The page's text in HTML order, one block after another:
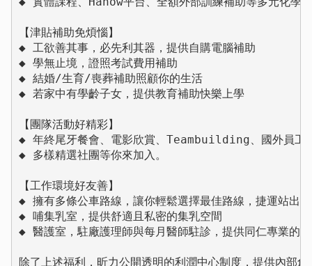
【津貼補助免煩惱】
◆ 工欲善其事，必先利其器，提供自購電腦補助
◆ 學無止境，證照考試費用補助
◆ 結婚/生育/喪葬補助照顧你的生活
◆ 若家中有學齡子女，提供教育補助快樂上學
【團隊活動好精彩】
◆ 年終尾牙餐會、電影欣賞、Teambuilding、國外員工
◆ 多樣精選社團等你來加入。
【工作環境好友善】
◆ 擁有多條公車路線，讓你輕鬆選擇最佳路線，捷運站出
◆ 哺集乳室，提供舒適且私密的集乳空間
◆ 醫護室，駐廠護理師與每月醫師駐診，提供同仁專業的
除了上述福利，昕力公開透明的利潤中心制度，提供內部